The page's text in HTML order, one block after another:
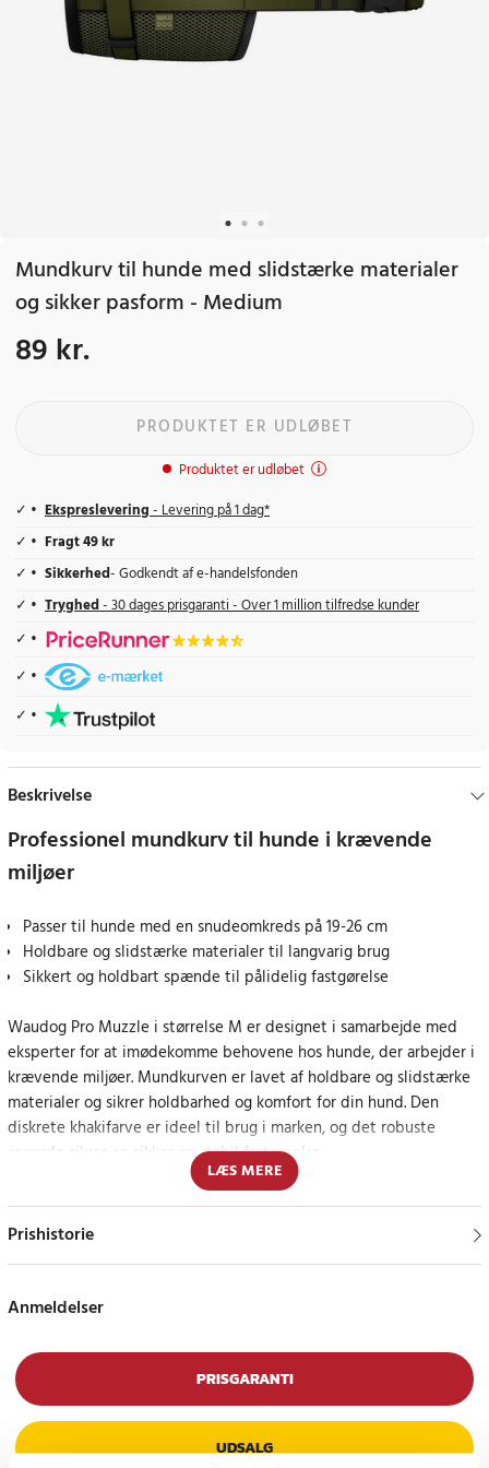
Mundkurv til hunde med slidstærke materialer
og sikker pasform - Medium
Pris: 89 kr.
89 kr.
PRODUKTET ER UDLØBET
Produktet er udløbet
Ekspreslevering- Levering på 1 dag*
Fragt 49 kr
Sikkerhed- Godkendt af e-handelsfonden
Tryghed- 30 dages prisgaranti - Over 1 million tilfredse kunder
Beskrivelse
Professionel mundkurv til hunde i krævende
miljøer
Passer til hunde med en snudeomkreds på 19-26 cm
Holdbare og slidstærke materialer til langvarig brug
Sikkert og holdbart spænde til pålidelig fastgørelse
Waudog Pro Muzzle i størrelse M er designet i samarbejde med
eksperter for at imødekomme behovene hos hunde, der arbejder i
krævende miljøer. Mundkurven er lavet af holdbare og slidstærke
materialer og sikrer holdbarhed og komfort for din hund. Den
diskrete khakifarve er ideel til brug i marken, og det robuste
spænde sikrer en sikker og stabil fastgørelse.
Ideel til aktive og arbejdende hunde
næseomkreds på 19-26 cm, hvilket sikrer en god pasform og
hvilket gør den både praktisk og brugervenlig.
Specifikation
- Producent: Waudog
LÆS MERE
Prishistorie
Anmeldelser
PRISGARANTI
UDSALG